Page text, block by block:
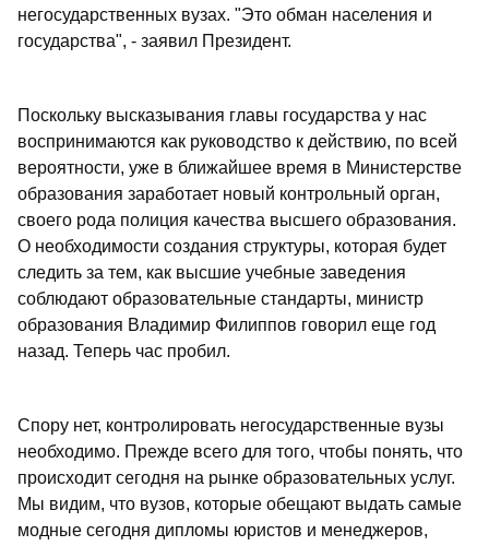
негосударственных вузах. "Это обман населения и
государства", - заявил Президент.
Поскольку высказывания главы государства у нас
воспринимаются как руководство к действию, по всей
вероятности, уже в ближайшее время в Министерстве
образования заработает новый контрольный орган,
своего рода полиция качества высшего образования.
О необходимости создания структуры, которая будет
следить за тем, как высшие учебные заведения
соблюдают образовательные стандарты, министр
образования Владимир Филиппов говорил еще год
назад. Теперь час пробил.
Спору нет, контролировать негосударственные вузы
необходимо. Прежде всего для того, чтобы понять, что
происходит сегодня на рынке образовательных услуг.
Мы видим, что вузов, которые обещают выдать самые
модные сегодня дипломы юристов и менеджеров,